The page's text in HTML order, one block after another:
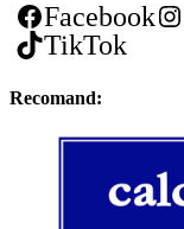
Facebook
TikTok
Recomand: